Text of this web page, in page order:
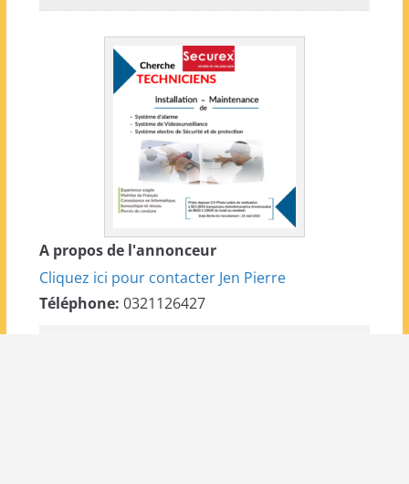
A propos de l'annonceur
Cliquez ici pour contacter Jen Pierre
Téléphone: 0321126427